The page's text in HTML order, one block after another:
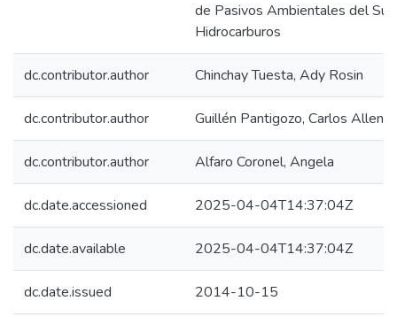
de Pasivos Ambientales del
Hidrocarburos
dc.contributor.author Chinchay Tuesta, Ady Rosin
dc.contributor.author Guillén Pantigozo, Carlos Allen
dc.contributor.author Alfaro Coronel, Angela
dc.date.accessioned 2025-04-04T14:37:04Z
dc.date.available 2025-04-04T14:37:04Z
dc.date.issued 2014-10-15